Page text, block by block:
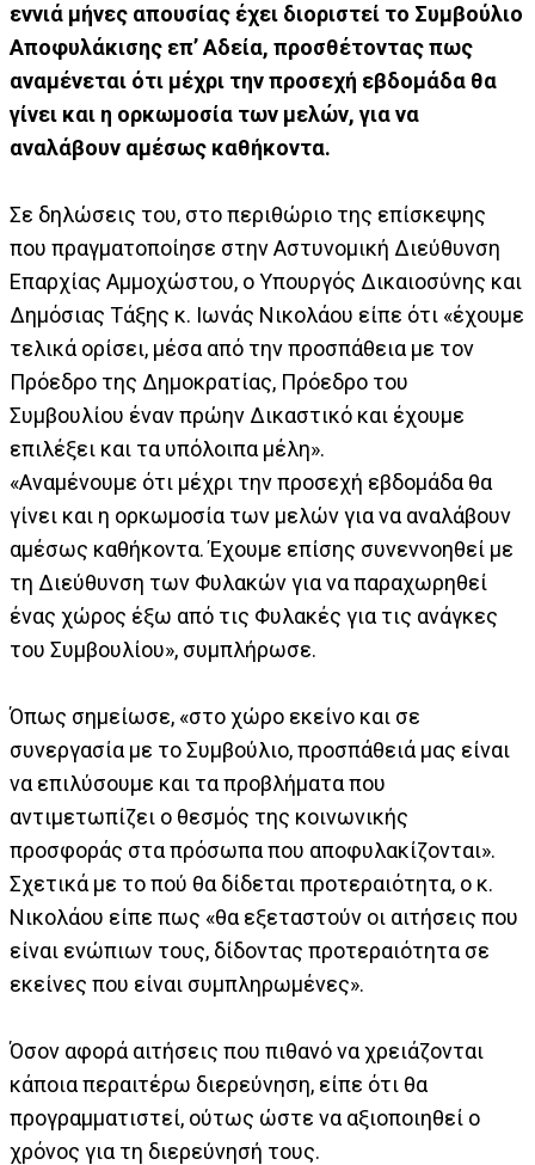
εννιά μήνες απουσίας έχει διοριστεί το Συμβούλιο
Αποφυλάκισης επ’ Αδεία, προσθέτοντας πως
αναμένεται ότι μέχρι την προσεχή εβδομάδα θα
γίνει και η ορκωμοσία των μελών, για να
αναλάβουν αμέσως καθήκοντα.
Σε δηλώσεις του, στο περιθώριο της επίσκεψης
που πραγματοποίησε στην Αστυνομική Διεύθυνση
Επαρχίας Αμμοχώστου, ο Υπουργός Δικαιοσύνης και
Δημόσιας Τάξης κ. Ιωνάς Νικολάου είπε ότι «έχουμε
τελικά ορίσει, μέσα από την προσπάθεια με τον
Πρόεδρο της Δημοκρατίας, Πρόεδρο του
Συμβουλίου έναν πρώην Δικαστικό και έχουμε
επιλέξει και τα υπόλοιπα μέλη».
«Αναμένουμε ότι μέχρι την προσεχή εβδομάδα θα
γίνει και η ορκωμοσία των μελών για να αναλάβουν
αμέσως καθήκοντα. Έχουμε επίσης συνεννοηθεί με
τη Διεύθυνση των Φυλακών για να παραχωρηθεί
ένας χώρος έξω από τις Φυλακές για τις ανάγκες
του Συμβουλίου», συμπλήρωσε.
Όπως σημείωσε, «στο χώρο εκείνο και σε
συνεργασία με το Συμβούλιο, προσπάθειά μας είναι
να επιλύσουμε και τα προβλήματα που
αντιμετωπίζει ο θεσμός της κοινωνικής
προσφοράς στα πρόσωπα που αποφυλακίζονται».
Σχετικά με το πού θα δίδεται προτεραιότητα, ο κ.
Νικολάου είπε πως «θα εξεταστούν οι αιτήσεις που
είναι ενώπιων τους, δίδοντας προτεραιότητα σε
εκείνες που είναι συμπληρωμένες».
Όσον αφορά αιτήσεις που πιθανό να χρειάζονται
κάποια περαιτέρω διερεύνηση, είπε ότι θα
προγραμματιστεί, ούτως ώστε να αξιοποιηθεί ο
χρόνος για τη διερεύνησή τους.